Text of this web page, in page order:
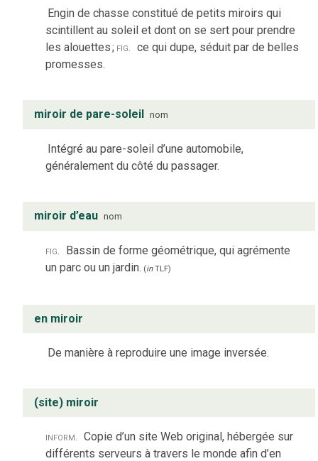
Engin de chasse constitué de petits miroirs qui
scintillent au soleil et dont on se sert pour prendre
les alouettes; fig. ce qui dupe, séduit par de belles
promesses.
miroir de pare-soleil nom
Intégré au pare-soleil d’une automobile,
généralement du côté du passager.
miroir d’eau nom
fig. Bassin de forme géométrique, qui agrémente
un parc ou un jardin. (inTLF)
en miroir
De manière à reproduire une image inversée.
(site) miroir
inform. Copie d’un site Web original, hébergée sur
différents serveurs à travers le monde afin d’en